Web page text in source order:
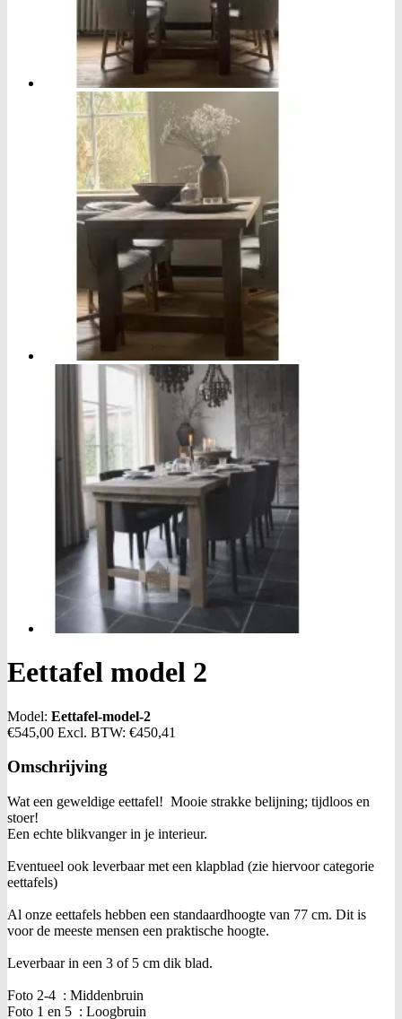
Eettafel model 2
Model: Eettafel-model-2
€545,00 Excl. BTW: €450,41
Omschrijving
Wat een geweldige eettafel! Mooie strakke belijning; tijdloos en
stoer!
Een echte blikvanger in je interieur.
Eventueel ook leverbaar met een klapblad (zie hiervoor categorie
eettafels)
Al onze eettafels hebben een standaardhoogte van 77 cm. Dit is
voor de meeste mensen een praktische hoogte.
Leverbaar in een 3 of 5 cm dik blad.
Foto 2-4 : Middenbruin
Foto 1 en 5 : Loogbruin